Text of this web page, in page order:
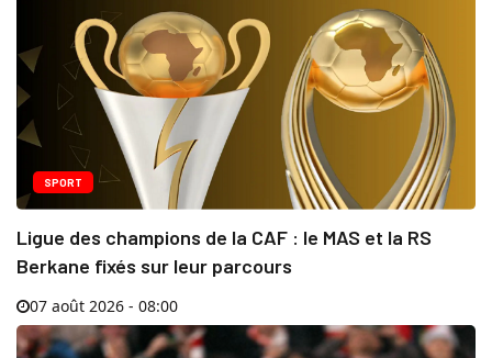
SPORT
Ligue des champions de la CAF : le MAS et la RS
Berkane fixés sur leur parcours
07 août 2026 - 08:00